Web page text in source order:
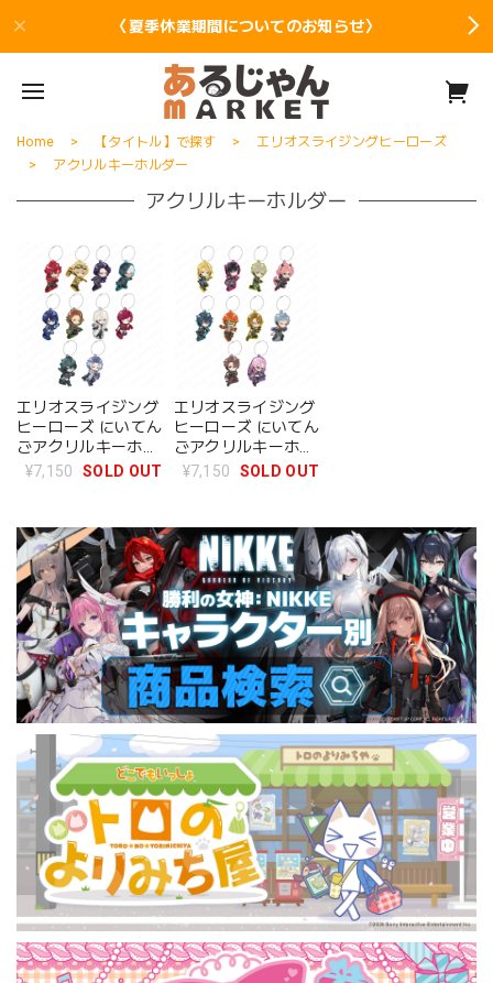
〈夏季休業期間についてのお知らせ〉
Home 【タイトル】で探す
エリオスライジングヒーローズ
アクリルキーホルダー
アクリルキーホルダー
エリオスライジング
ヒーローズ にいてん
ごアクリルキーホル
ダー vol.1 BOX
¥7,150 SOLD OUT
エリオスライジング
ヒーローズ にいてん
ごアクリルキーホル
ダー vol.2 BOX
¥7,150 SOLD OUT